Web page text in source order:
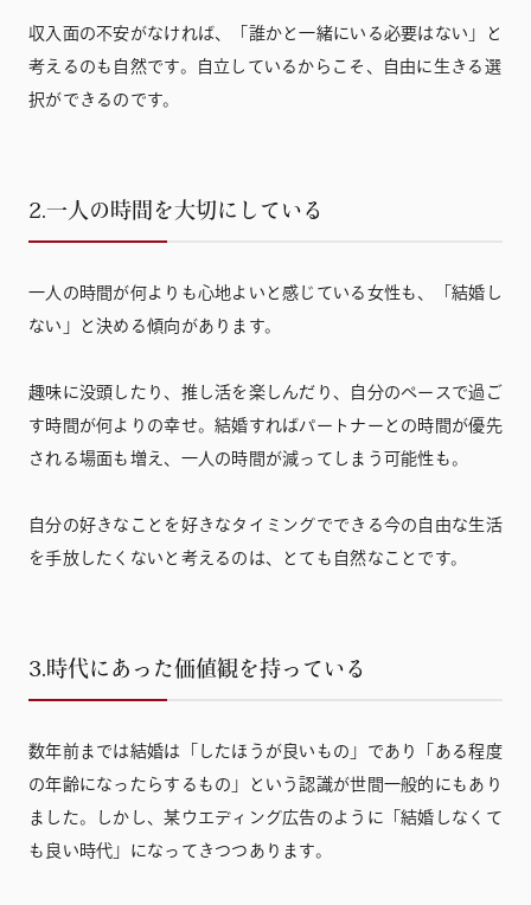
収入面の不安がなければ、「誰かと一緒にいる必要はない」と
考えるのも自然です。自立しているからこそ、自由に生きる選
択ができるのです。
2.一人の時間を大切にしている
一人の時間が何よりも心地よいと感じている女性も、「結婚し
ない」と決める傾向があります。
趣味に没頭したり、推し活を楽しんだり、自分のペースで過ご
す時間が何よりの幸せ。結婚すればパートナーとの時間が優先
される場面も増え、一人の時間が減ってしまう可能性も。
自分の好きなことを好きなタイミングでできる今の自由な生活
を手放したくないと考えるのは、とても自然なことです。
3.時代にあった価値観を持っている
数年前までは結婚は「したほうが良いもの」であり「ある程度
の年齢になったらするもの」という認識が世間一般的にもあり
ました。しかし、某ウエディング広告のように「結婚しなくて
も良い時代」になってきつつあります。